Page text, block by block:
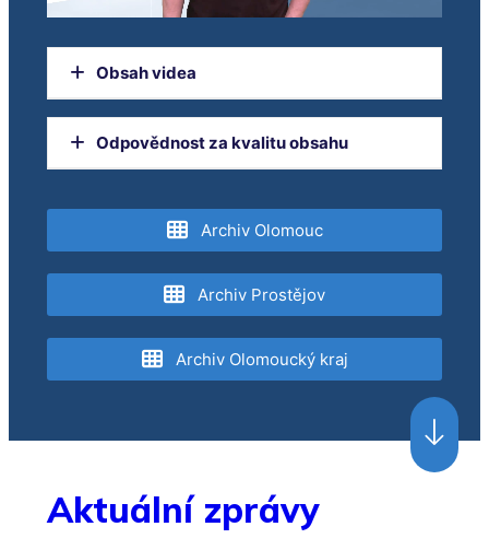
Obsah videa
Zákulisí knihoven ve fotografiích
Odpovědnost za kvalitu obsahu
televizního vysílání je Rada pro rozhlasové a
televizní vysílání.
Archiv Olomouc
Archiv Prostějov
Archiv Olomoucký kraj
Aktuální zprávy